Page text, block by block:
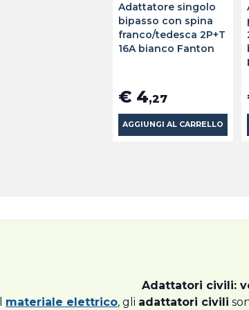
Adattatore singolo
bipasso con spina
franco/tedesca 2P+T
16A bianco Fanton
€ 4,27
AGGIUNGI AL CARRELLO
Adattatori civili:
materiale elettrico, gli adattatori civili